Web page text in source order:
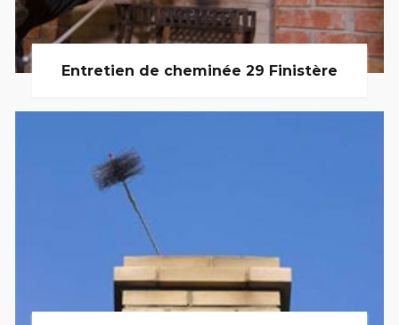
Entretien de cheminée 29 Finistère